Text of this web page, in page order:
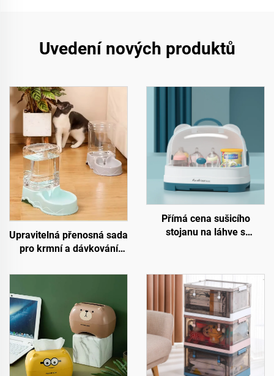
Uvedení nových produktů
Upravitelná přenosná sada
pro krmní a dávkování
automatická miska na
pro pohodlné použití u psů
a koček, vyrobeno z plastu
Přímá cena sušicího
stojanu na láhve s
uskladnění lahví pro
dětské stravování, typ
stojan, pro kuchyni a
obývací pokoj